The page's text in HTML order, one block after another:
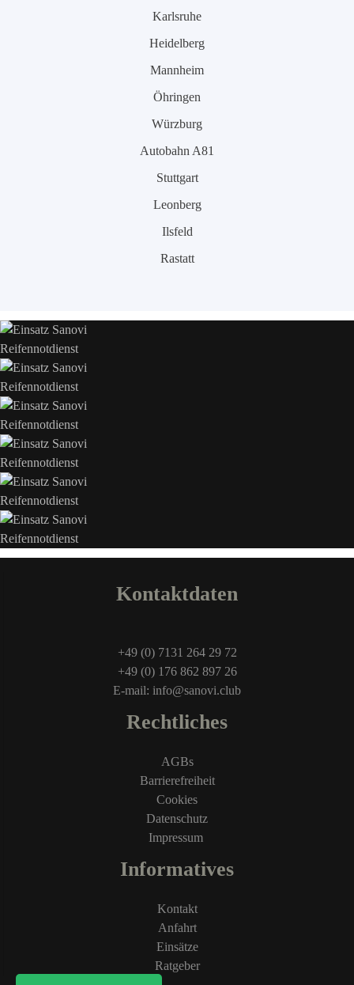
Karlsruhe
Heidelberg
Mannheim
Öhringen
Würzburg
Autobahn A81
Stuttgart
Leonberg
Ilsfeld
Rastatt
Kontaktdaten
+49 (0) 7131 264 29 72
+49 (0) 176 862 897 26
E-mail: info@sanovi.club
Rechtliches
AGBs
Barrierefreiheit
Cookies
Datenschutz
Impressum
Informatives
Kontakt
Anfahrt
Einsätze
Ratgeber